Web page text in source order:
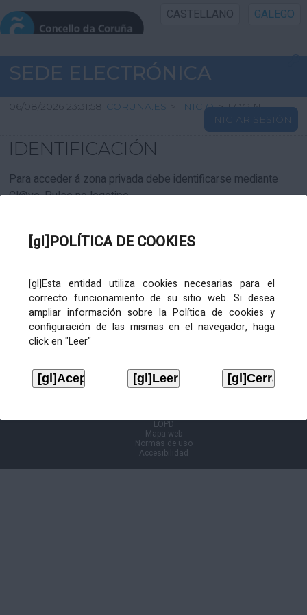
[gl]POLÍTICA DE COOKIES
[gl]Esta entidad utiliza cookies necesarias para el
correcto funcionamiento de su sitio web. Si desea
ampliar información sobre la Política de cookies y
configuración de las mismas en el navegador, haga
click en "Leer"
CASTELLANO GALEGO
INICIO SEDE
INICIO
INFORMACIÓN PÚBLICA
CARTAFOL CIDADÁN
SEDE ELECTRÓNICA
06/08/2026 23:31:58 CORUNA.ES > INICIO > LOGIN
INICIAR SESIÓN
IDENTIFICACIÓN
Para acceder á zona privada debe identificarse mediante
Cl@ve. Pulse no logotipo
LOPD
Mapa web
Normas de uso
Accesibilidad